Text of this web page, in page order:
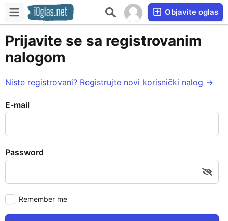
Objavite oglas
Prijavite se sa registrovanim
nalogom
Niste registrovani? Registrujte novi korisnički nalog →
E-mail
Password
Remember me